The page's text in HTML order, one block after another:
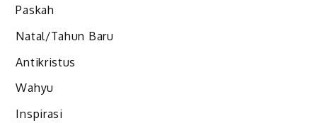
Paskah
Natal/Tahun Baru
Antikristus
Wahyu
Inspirasi